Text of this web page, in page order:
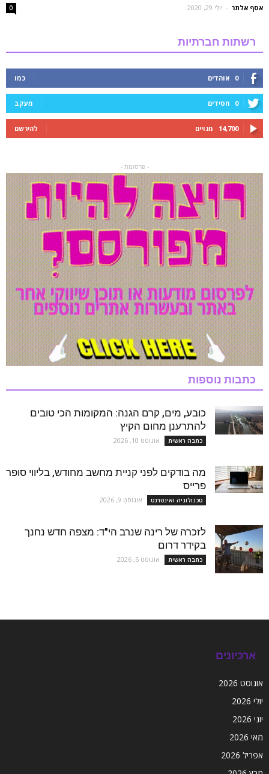
אסף אלתר - יולי 29, 2020 0
רשתות חברתיות
0 אוהדים כמו
0 חסידים מעקב
14,700 מנויים להירשם
- פרסומת -
כתבות נוספות
כובע, מים, קרם הגנה: המקומות הכי טובים
להתרענן מחום הקיץ
כתבה ראשית אוגוסט 10, 2026
מה בודקים לפני קניית מחשב מחודש, בליווי סופר
פרייס
טכנולוגיה ואינטרנט אוגוסט 9, 2026
לזכרה של רינה שנרב הי"ד: מצפה חדש נחנך
בקידר דרום
כתבה ראשית אוגוסט 5, 2026
ארכיונים
אוגוסט 2026
יולי 2026
יוני 2026
מאי 2026
אפריל 2026